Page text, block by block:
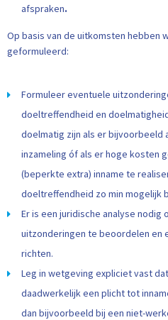
afspraken.
Op basis van de uitkomsten hebben
geformuleerd:
Formuleer eventuele
doeltreffendheid en
doelmatig zijn als er bijvoorbeeld
inzameling óf als er hoge kosten
(beperkte extra) inname te
doeltreffendheid zo min mogelijk
Er is een juridische analyse nodig
uitzonderingen te beoordelen en
richten.
Leg in wetgeving expliciet vast
daadwerkelijk een plicht tot
dan bijvoorbeeld bij een niet-